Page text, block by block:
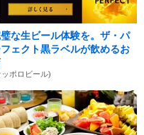
な生ビール体験を。ザ・パ
ェクト黒ラベルが飲めるお
ポロビール)